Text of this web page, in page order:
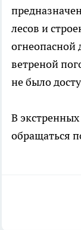
лесов и
огнеопасной
ветреной
не было
В
обращаться